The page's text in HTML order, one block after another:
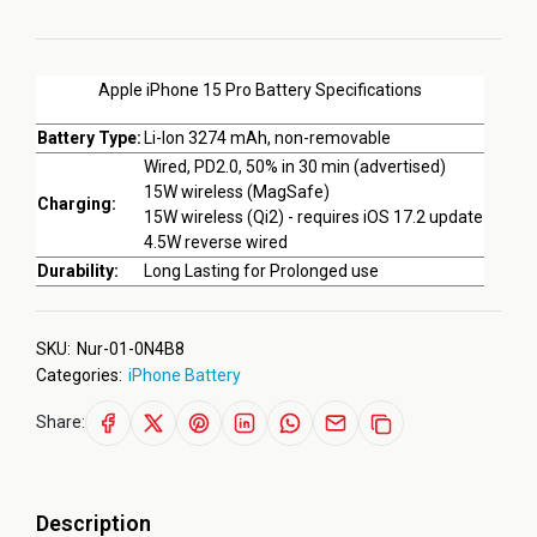
Apple iPhone 15 Pro Battery Specifications
Battery Type: Li-Ion 3274 mAh, non-removable
Charging:
Wired, PD2.0, 50% in 30 min (advertised)
15W wireless (MagSafe)
15W wireless (Qi2) - requires iOS 17.2 update
4.5W reverse wired
Durability:
Long Lasting for Prolonged use
SKU: Nur-01-0N4B8
Categories: iPhone Battery
Share:
Description